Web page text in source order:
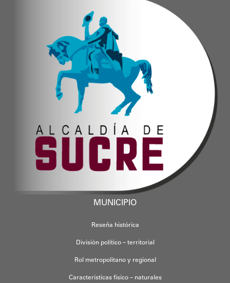
MUNICIPIO
Reseña histórica
División político – territorial
Rol metropolitano y regional
Características físico – naturales